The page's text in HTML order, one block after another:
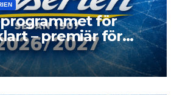
för
– premiär för